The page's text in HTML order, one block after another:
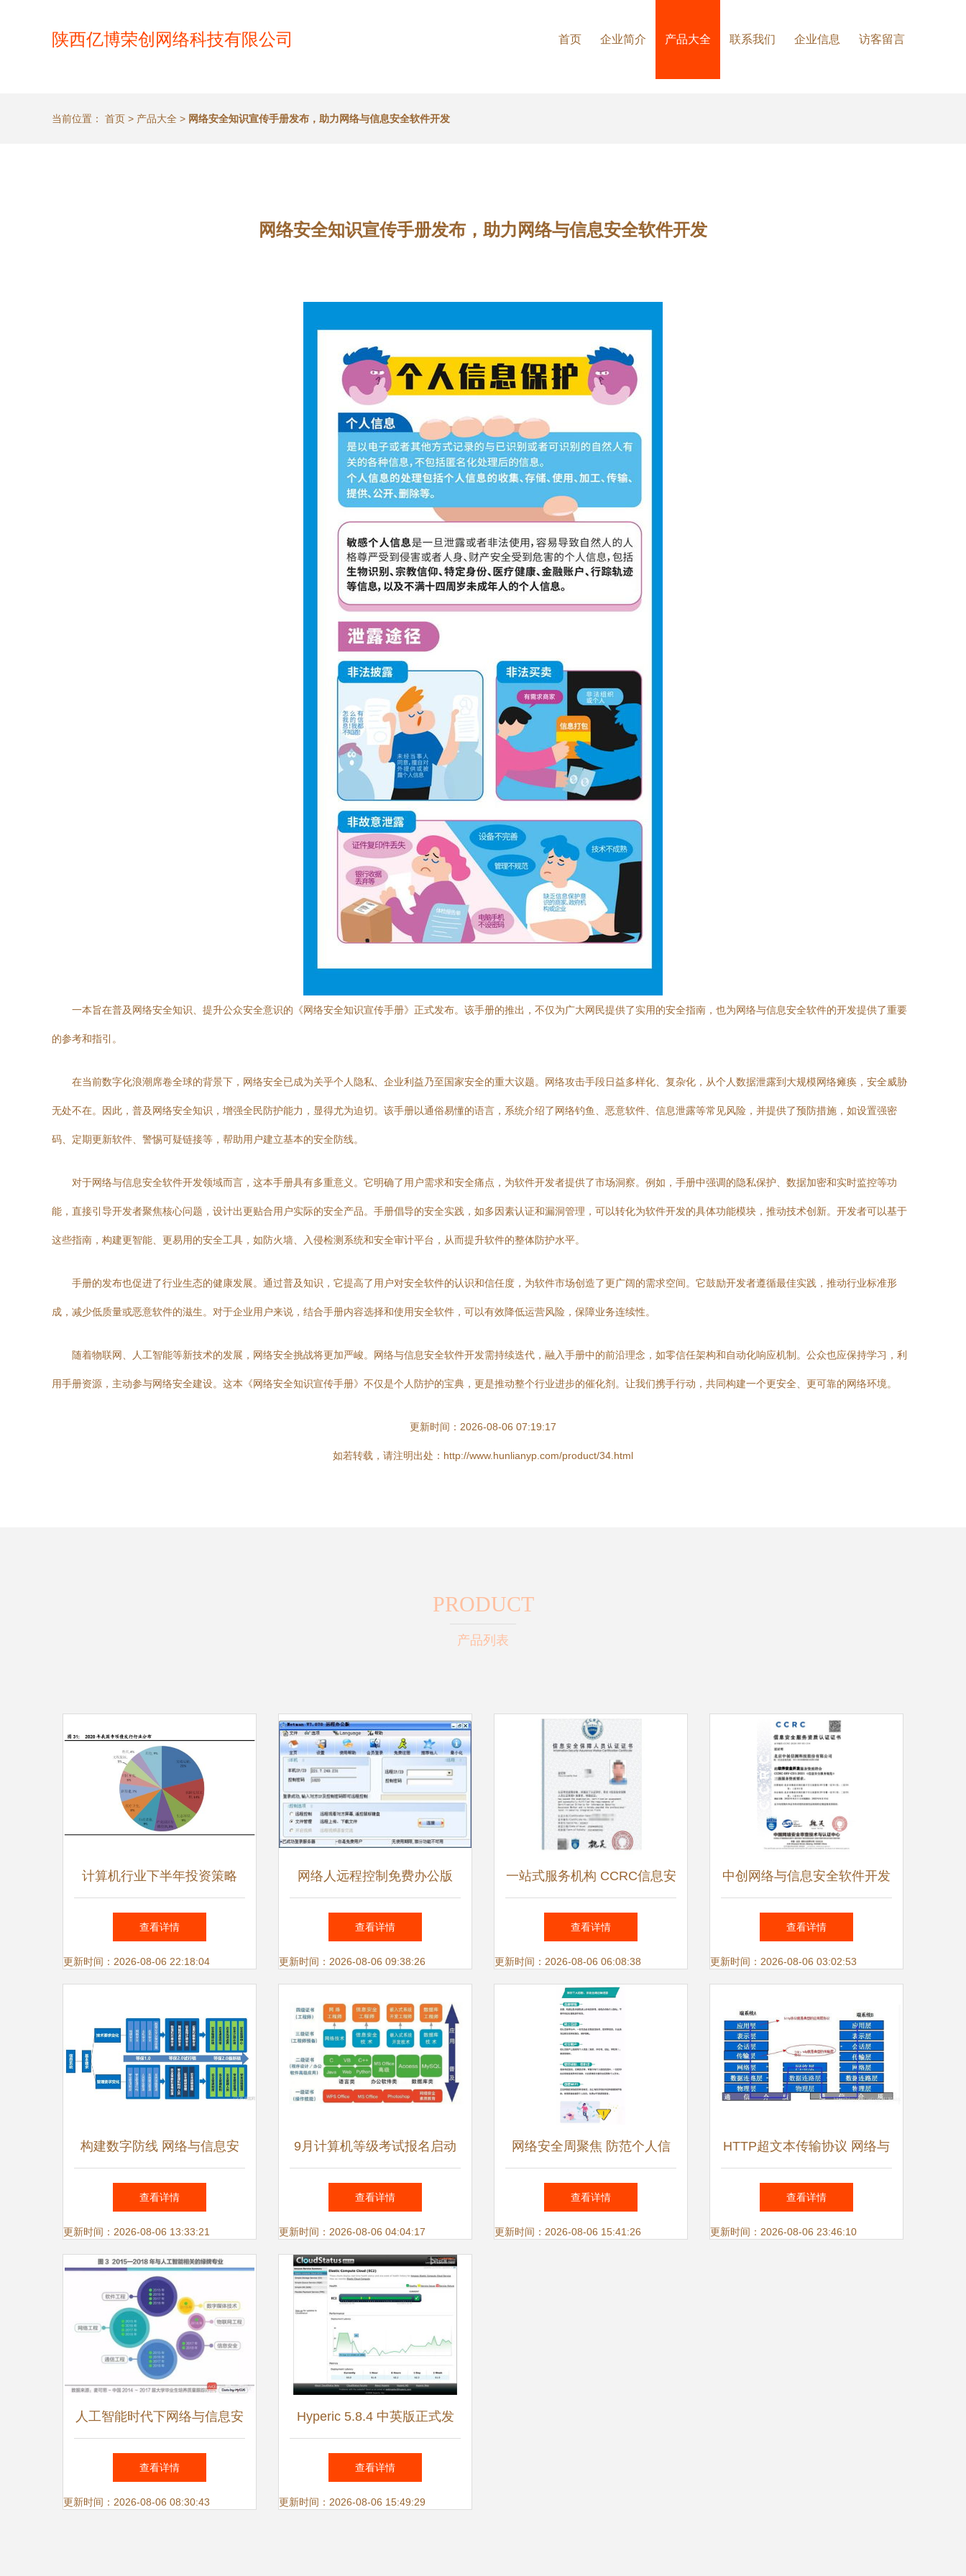
陕西亿博荣创网络科技有限公司 首页 企业简介 产品大全 联系我们 企业信息 访客留言
当前位置： 首页 > 产品大全 > 网络安全知识宣传手册发布，助力网络与信息安全软件开发
网络安全知识宣传手册发布，助力网络与信息安全软件开发
一本旨在普及网络安全知识、提升公众安全意识的《网络安全知识宣传手册》正式发布。该手册的推出，不仅为广大网民提供了实用的安全指南，也为网络与信息安全软件的开发提供了重要
的参考和指引。
在当前数字化浪潮席卷全球的背景下，网络安全已成为关乎个人隐私、企业利益乃至国家安全的重大议题。网络攻击手段日益多样化、复杂化，从个人数据泄露到大规模网络瘫痪，安全威胁
无处不在。因此，普及网络安全知识，增强全民防护能力，显得尤为迫切。该手册以通俗易懂的语言，系统介绍了网络钓鱼、恶意软件、信息泄露等常见风险，并提供了预防措施，如设置强密
码、定期更新软件、警惕可疑链接等，帮助用户建立基本的安全防线。
对于网络与信息安全软件开发领域而言，这本手册具有多重意义。它明确了用户需求和安全痛点，为软件开发者提供了市场洞察。例如，手册中强调的隐私保护、数据加密和实时监控等功
能，直接引导开发者聚焦核心问题，设计出更贴合用户实际的安全产品。手册倡导的安全实践，如多因素认证和漏洞管理，可以转化为软件开发的具体功能模块，推动技术创新。开发者可以基于
这些指南，构建更智能、更易用的安全工具，如防火墙、入侵检测系统和安全审计平台，从而提升软件的整体防护水平。
手册的发布也促进了行业生态的健康发展。通过普及知识，它提高了用户对安全软件的认识和信任度，为软件市场创造了更广阔的需求空间。它鼓励开发者遵循最佳实践，推动行业标准形
成，减少低质量或恶意软件的滋生。对于企业用户来说，结合手册内容选择和使用安全软件，可以有效降低运营风险，保障业务连续性。
随着物联网、人工智能等新技术的发展，网络安全挑战将更加严峻。网络与信息安全软件开发需持续迭代，融入手册中的前沿理念，如零信任架构和自动化响应机制。公众也应保持学习，利
用手册资源，主动参与网络安全建设。这本《网络安全知识宣传手册》不仅是个人防护的宝典，更是推动整个行业进步的催化剂。让我们携手行动，共同构建一个更安全、更可靠的网络环境。
更新时间：2026-08-06 07:19:17
如若转载，请注明出处：http://www.hunlianyp.com/product/34.html
PRODUCT
产品列表
计算机行业下半年投资策略
网络安全 医疗信息化 工业软
件
查看详情
更新时间：2026-08-06 22:18:04
网络人远程控制免费办公版
开启安全高效的远程办公新时
代
查看详情
更新时间：2026-08-06 09:38:26
一站式服务机构 CCRC信息安
全认证与网络与信息安全软件
开发资质证书
查看详情
更新时间：2026-08-06 06:08:38
中创网络与信息安全软件开发
构筑数字化时代的可信防线
查看详情
更新时间：2026-08-06 03:02:53
构建数字防线 网络与信息安
全软件开发的关键实践
查看详情
更新时间：2026-08-06 13:33:21
9月计算机等级考试报名启动
聚焦网络与信息安全软件开发
查看详情
更新时间：2026-08-06 04:04:17
网络安全周聚焦 防范个人信
息泄露，从应用下载到软件开
发的安全之道
查看详情
更新时间：2026-08-06 15:41:26
HTTP超文本传输协议 网络与
信息安全软件开发的基础
查看详情
更新时间：2026-08-06 23:46:10
人工智能时代下网络与信息安
全软件开发 引领未来的“钱
途”专业
查看详情
更新时间：2026-08-06 08:30:43
Hyperic 5.8.4 中英版正式发
布，新增OpenStack网络与信
息安全软件开发支持
查看详情
更新时间：2026-08-06 15:49:29